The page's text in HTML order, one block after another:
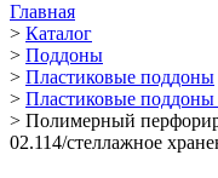
Главная
> Каталог
> Поддоны
> Пластиковые поддоны
> Пластиковые
> Полимерный
02.114/стеллажное